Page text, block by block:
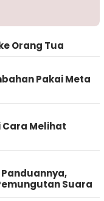
Orang Tua
Pakai Meta
Cara Melihat
Suara